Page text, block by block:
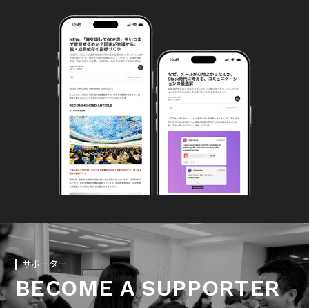
サポーター
BECOME A SUPPORTER